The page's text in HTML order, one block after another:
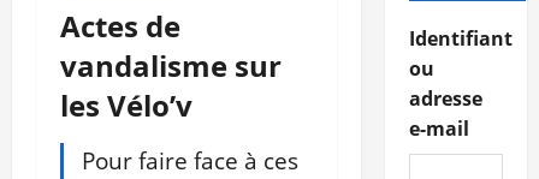
Actes de
vandalisme sur
les Vélo’v
Pour faire face à ces
Identifiant
ou
adresse
e-mail